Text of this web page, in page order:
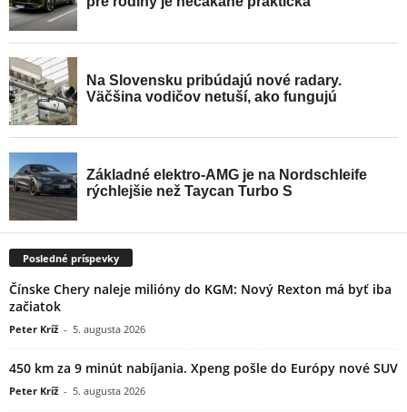
Posledné príspevky
Čínske Chery naleje milióny do KGM: Nový Rexton má byť iba
začiatok
Peter Kríž - 5. augusta 2026
450 km za 9 minút nabíjania. Xpeng pošle do Európy nové SUV
Peter Kríž - 5. augusta 2026